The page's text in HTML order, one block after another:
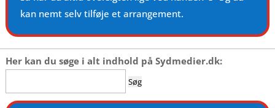
kan nemt selv tilføje et arrangement.
Her kan du søge i alt indhold på Sydmedier.dk:
efter: